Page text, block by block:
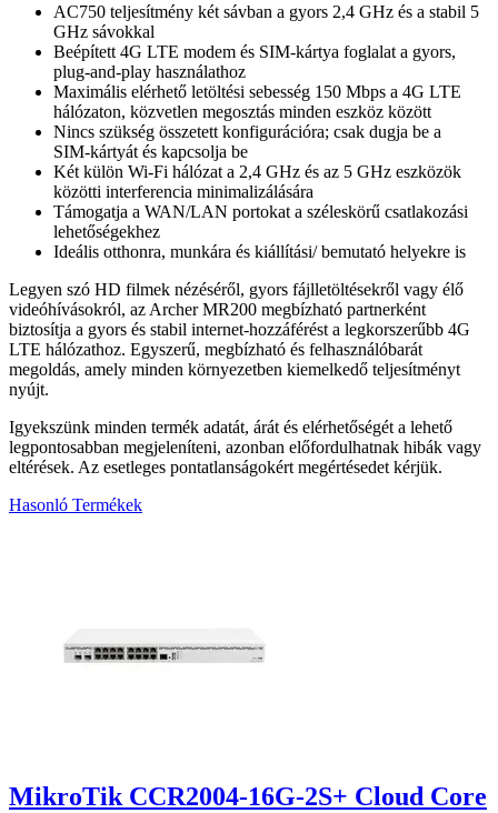
AC750 teljesítmény két sávban a gyors 2,4 GHz és a stabil 5
GHz sávokkal
Beépített 4G LTE modem és SIM‑kártya foglalat a gyors,
plug‑and‑play használathoz
Maximális elérhető letöltési sebesség 150 Mbps a 4G LTE
hálózaton, közvetlen megosztás minden eszköz között
Nincs szükség összetett konfigurációra; csak dugja be a
SIM‑kártyát és kapcsolja be
Két külön Wi‑Fi hálózat a 2,4 GHz és az 5 GHz eszközök
közötti interferencia minimalizálására
Támogatja a WAN/LAN portokat a széleskörű csatlakozási
lehetőségekhez
Ideális otthonra, munkára és kiállítási/ bemutató helyekre is
Legyen szó HD filmek nézéséről, gyors fájlletöltésekről vagy élő
videóhívásokról, az Archer MR200 megbízható partnerként
biztosítja a gyors és stabil internet-hozzáférést a legkorszerűbb 4G
LTE hálózathoz. Egyszerű, megbízható és felhasználóbarát
megoldás, amely minden környezetben kiemelkedő teljesítményt
nyújt.
Igyekszünk minden termék adatát, árát és elérhetőségét a lehető
legpontosabban megjeleníteni, azonban előfordulhatnak hibák vagy
eltérések. Az esetleges pontatlanságokért megértésedet kérjük.
Hasonló Termékek
MikroTik CCR2004-16G-2S+ Cloud Core